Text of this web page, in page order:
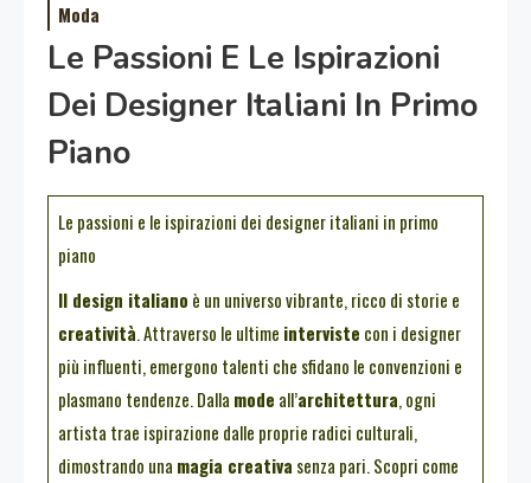
Moda
Le Passioni E Le Ispirazioni
Dei Designer Italiani In Primo
Piano
Le passioni e le ispirazioni dei designer italiani in primo
piano
Il design italiano è un universo vibrante, ricco di storie e
creatività. Attraverso le ultime interviste con i designer
più influenti, emergono talenti che sfidano le convenzioni e
plasmano tendenze. Dalla mode all’architettura, ogni
artista trae ispirazione dalle proprie radici culturali,
dimostrando una magia creativa senza pari. Scopri come